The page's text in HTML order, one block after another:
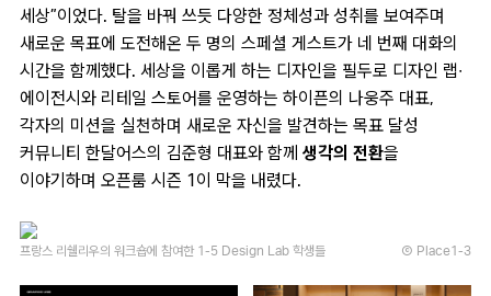
세상”이었다. 탈을 바꿔 쓰듯 다양한 정체성과 성취를 보여주며
새로운 목표에 도전해온 두 명의 스페셜 게스트가 네 번째 대화의
시간을 함께했다. 세상을 이롭게 하는 디자인을 필두로 디자인 랩∙
에이전시와 리테일 스토어를 운영하는 하이픈의 나웅주 대표,
각자의 미션을 실천하며 새로운 자신을 발견하는 목표 달성
커뮤니티 한달어스의 김준형 대표와 함께 생각의 전환을
이야기하며 오픈룸 시즌 1이 막을 내렸다.
프랑스 리쉘리우의 워크숍에 참여한 1-5 Design Lab 학생들 Ⓒ Place1-3